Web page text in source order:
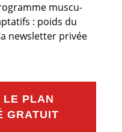
muscu-
: poids du
newsletter privée
LE PLAN
GRATUIT